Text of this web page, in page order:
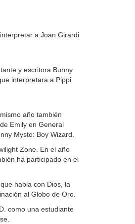
a Joan Girardi
y escritora Bunny
interpretara a Pippi
año también
Emily en General
Mysto: Boy Wizard.
Zone. En el año
ha participado en el
habla con Dios, la
al Globo de Oro.
como una estudiante